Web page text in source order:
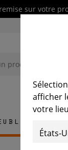
sur votre
afficher
votre